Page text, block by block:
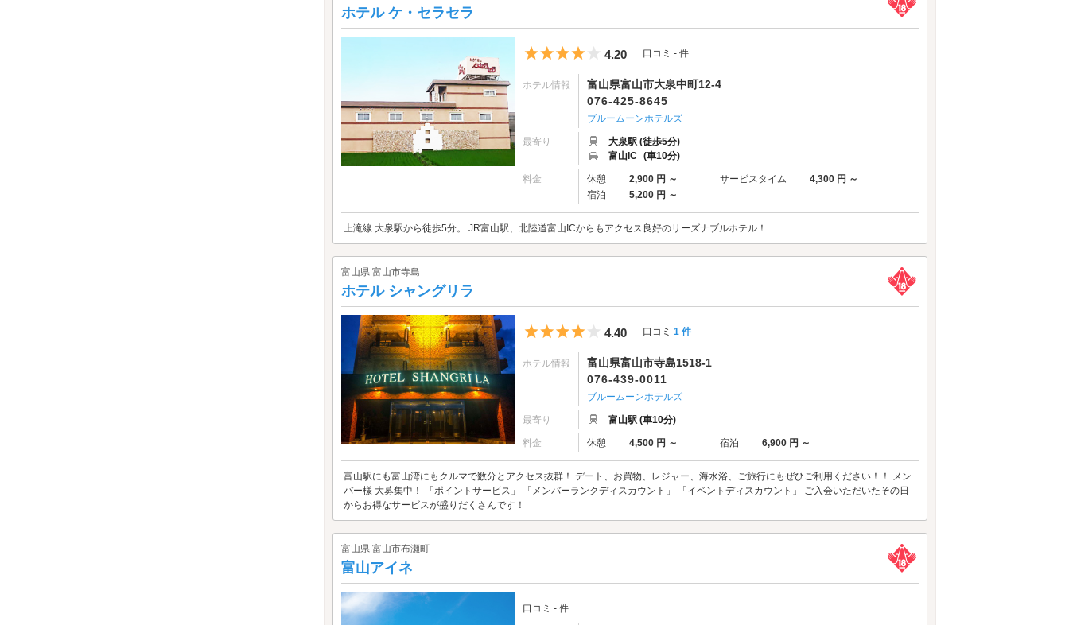
ホテル ケ・セラセラ
5つ星のうち4
4.20 口コミ - 件
ホテル情報
富山県富山市大泉中町12-4
076-425-8645
ブルームーンホテルズ
最寄り
大泉駅 (徒歩5分)
富山IC (車10分)
料金 休憩 2,900 円 ～ サービスタイム
4,300 円 ～
宿泊
5,200 円 ～
上滝線 大泉駅から徒歩5分。 JR富山駅、北陸道富山ICからもアクセス良好のリーズナブルホテル！
富山県 富山市寺島
ホテル シャングリラ
5つ星のうち4
4.40 口コミ 1 件
ホテル情報
富山県富山市寺島1518-1
076-439-0011
ブルームーンホテルズ
最寄り 富山駅 (車10分)
料金 休憩 4,500 円 ～ 宿泊 6,900 円 ～
富山駅にも富山湾にもクルマで数分とアクセス抜群！ デート、お買物、レジャー、海水浴、ご旅行にもぜひご利用ください！！ メン
バー様 大募集中！ 「ポイントサービス」 「メンバーランクディスカウント」 「イベントディスカウント」 ご入会いただいたその日
からお得なサービスが盛りだくさんです！
富山県 富山市布瀬町
富山アイネ
口コミ - 件